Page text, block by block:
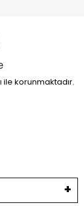
ile korunmaktadır.